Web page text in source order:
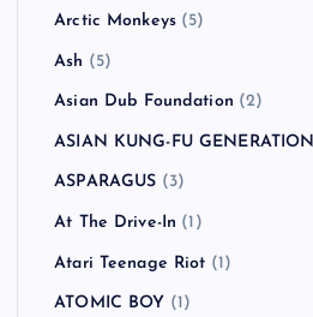
Arctic Monkeys (5)
Ash (5)
Asian Dub Foundation (2)
ASIAN KUNG-FU GENERATION
ASPARAGUS (3)
At The Drive-In (1)
Atari Teenage Riot (1)
ATOMIC BOY (1)